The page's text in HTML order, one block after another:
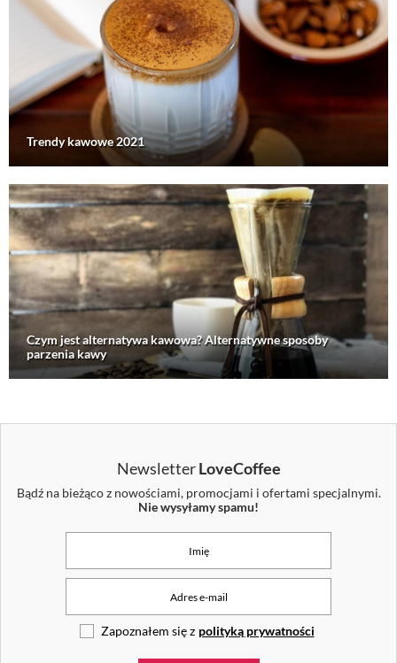
Trendy kawowe 2021
Czym jest alternatywa kawowa? Alternatywne sposoby
parzenia kawy
NewsletterLoveCoffee
Bądź na bieżąco z nowościami, promocjami i ofertami specjalnymi.
Nie wysyłamy spamu!
Zapoznałem się z polityką prywatności